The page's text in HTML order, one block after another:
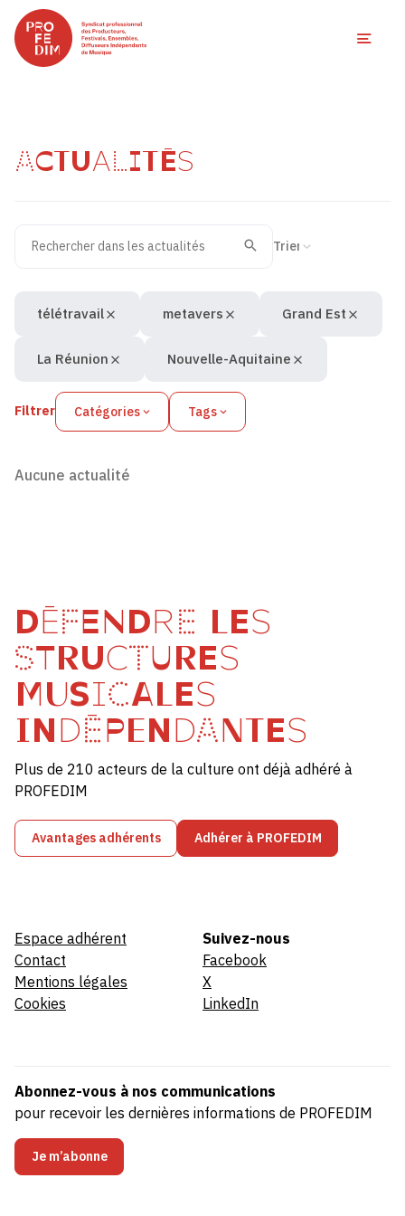
ACTUALITÉS
Recherche
Valider
Filtrer Catégories Tags
télétravail metavers Grand Est
La Réunion Nouvelle-Aquitaine
Aucune actualité
DÉFENDRE LES
STRUCTURES
MUSICALES
INDÉPENDANTES
Plus de 210 acteurs de la culture ont déjà adhéré à
PROFEDIM
Avantages adhérents Adhérer à PROFEDIM
Espace adhérent
Contact
Mentions légales
Cookies
Suivez-nous
Facebook
X
LinkedIn
Abonnez-vous à nos communications
pour recevoir les dernières informations de PROFEDIM
Je m’abonne